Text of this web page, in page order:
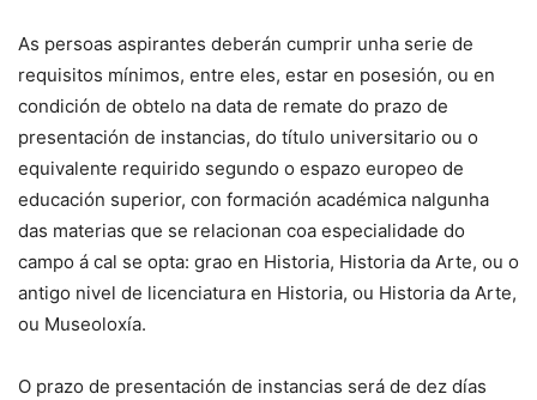
As persoas aspirantes deberán cumprir unha serie de
requisitos mínimos, entre eles, estar en posesión, ou en
condición de obtelo na data de remate do prazo de
presentación de instancias, do título universitario ou o
equivalente requirido segundo o espazo europeo de
educación superior, con formación académica nalgunha
das materias que se relacionan coa especialidade do
campo á cal se opta: grao en Historia, Historia da Arte, ou o
antigo nivel de licenciatura en Historia, ou Historia da Arte,
ou Museoloxía.
O prazo de presentación de instancias será de dez días